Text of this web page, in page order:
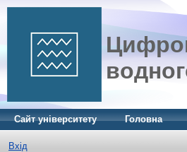
Сайт університету Головна
Вхід